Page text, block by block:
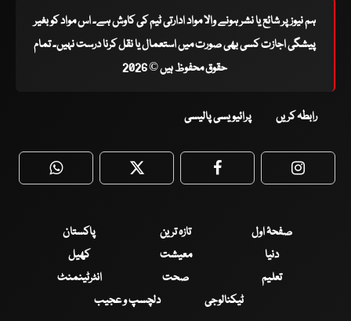
ہم نیوز پر شائع یا نشر ہونے والا مواد ادارتی ٹیم کی کاوش ہے۔ اس مواد کو بغیر
پیشگی اجازت کسی بھی صورت میں استعمال یا نقل کرنا درست نہیں۔ تمام
حقوق محفوظ ہیں © 2026
رابطہ کریں پرائیویسی پالیسی
WhatsApp Twitter Facebook
صفحۂ اول تازہ ترین
پاکستان
دنیا
معیشت
کھیل
تعلیم
صحت
انٹرٹینمنٹ
ٹیکنالوجی
دلچسپ و عجیب